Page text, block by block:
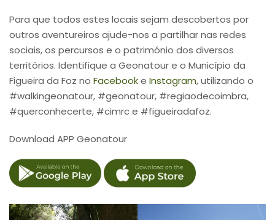
Para que todos estes locais sejam descobertos por
outros aventureiros ajude-nos a partilhar nas redes
sociais, os percursos e o património dos diversos
territórios. Identifique a Geonatour e o Município da
Figueira da Foz no Facebooke Instagram, utilizando o
#walkingeonatour, #geonatour, #regiaodecoimbra,
#querconhecerte, #cimrc e #figueiradafoz.
Download APP Geonatour